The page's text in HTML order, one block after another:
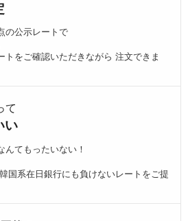
の公示レートで
トをご確認いただきながら 注文できま
て
い
んてもったいない！
国系在日銀行にも負けないレートをご提